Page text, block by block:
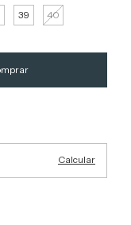
39 40
Calcular